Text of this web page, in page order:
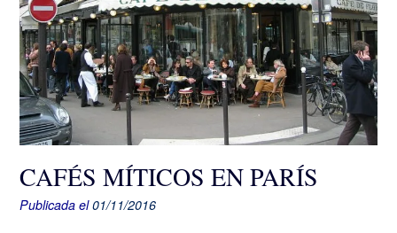
CAFÉS MÍTICOS EN PARÍS
Publicada el01/11/2016